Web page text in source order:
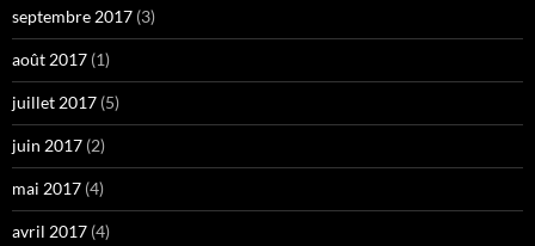
septembre 2017 (3)
août 2017 (1)
juillet 2017 (5)
juin 2017 (2)
mai 2017 (4)
avril 2017 (4)